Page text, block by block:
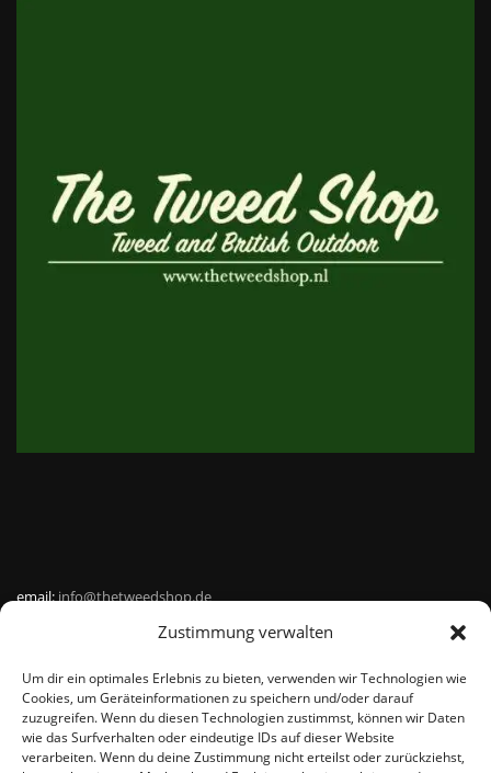
Zustimmung verwalten
Um dir ein optimales Erlebnis zu bieten, verwenden wir Technologien wie
Cookies, um Geräteinformationen zu speichern und/oder darauf
zuzugreifen. Wenn du diesen Technologien zustimmst, können wir Daten
wie das Surfverhalten oder eindeutige IDs auf dieser Website
verarbeiten. Wenn du deine Zustimmung nicht erteilst oder zurückziehst,
email:info@thetweedshop.de
Kvk Nummer: 88959732
MWSnr: NL864836247B01